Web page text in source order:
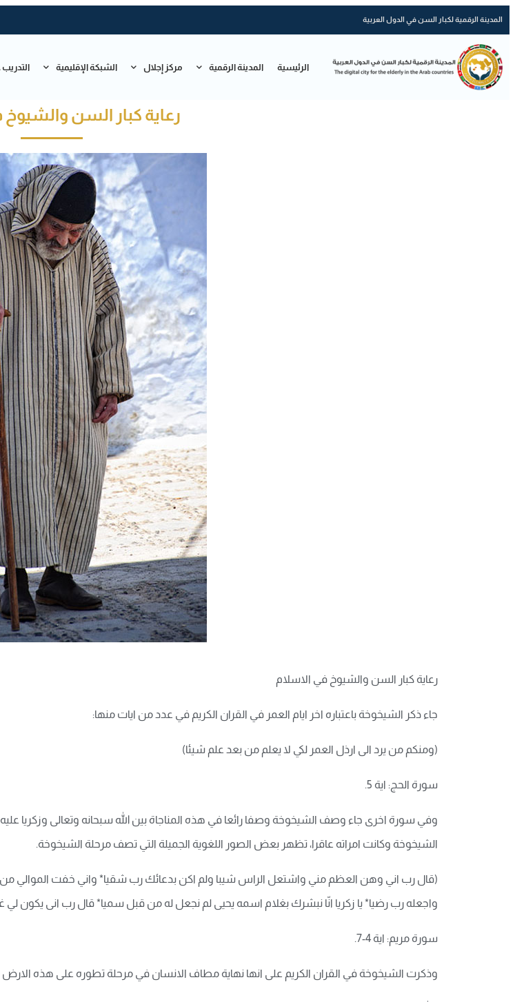
المدينة الرقمية لكبار السن في الدول العربية
الرئيسية المدينة الرقمية مركز إجلال الشبكة الإقليمية
رعاية كبار السن والشيوخ
رعاية كبار السن والشيوخ في الاسلام
جاء ذكر الشيخوخة باعتباره اخر ايام العمر في القران الكريم في عدد من ايات منها:
(ومنكم من يرد الى ارذل العمر لكي لا يعلم من بعد علم شيئا)
سورة الحج: اية 5.
وفي سورة اخرى جاء وصف الشيخوخة وصفا رائعا في هذه المناجاة بين الله سبحانه وتعالى وزكريا
الشيخوخة وكانت امراته عاقرا، تظهر بعض الصور اللغوية الجميلة التي تصف مرحلة الشيخوخة.
(قال رب اني وهن العظم مني واشتعل الراس شيبا ولم اكن بدعائك رب شقيا* واني خفت الموالي من
واجعله رب رضيا* يا زكريا انّا نبشرك بغلام اسمه يحيى لم نجعل له من قبل سميا* قال رب انى يكون لي
سورة مريم: اية 4-7.
وذكرت الشيخوخة في القران الكريم على انها نهاية مطاف الانسان في مرحلة تطوره على هذه الارض